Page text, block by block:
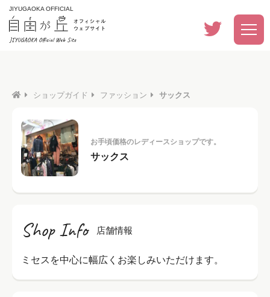
JIYUGAOKA OFFICIAL
ショップガイド ファッション サックス
お手頃価格のレディースショップです。
サックス
Shop Info 店舗情報
ミセスを中心に幅広くお楽しみいただけます。